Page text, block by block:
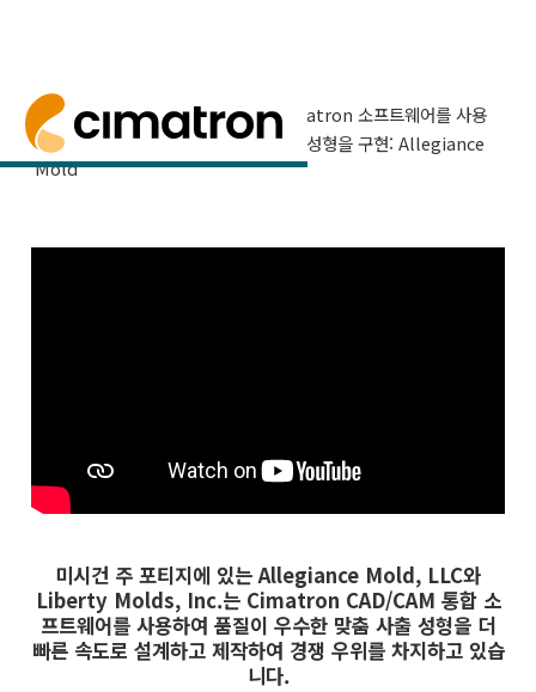
홈 > 미디어 센터 >성공 사례> Cimatron 소프트웨어를 사용
해 두 배 빠른 속도로 높은 품질의 사출 성형을 구현: Allegiance
Mold
Cimatron 소프트웨어를 사용해 두 배 빠
미시건 주 포티지에 있는 Allegiance Mold, LLC와
Liberty Molds, Inc.는 Cimatron CAD/CAM 통합 소
프트웨어를 사용하여 품질이 우수한 맞춤 사출 성형을 더
빠른 속도로 설계하고 제작하여 경쟁 우위를 차지하고 있습
니다.